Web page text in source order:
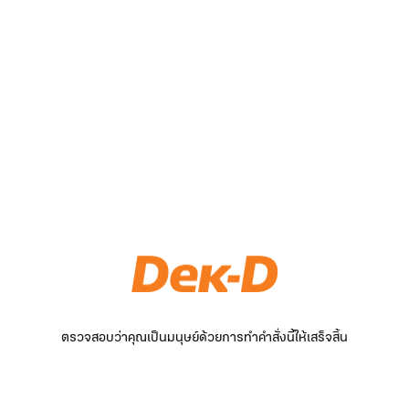
ตรวจสอบว่าคุณเป็นมนุษย์ด้วยการทำคำสั่งนี้ให้เสร็จสิ้น